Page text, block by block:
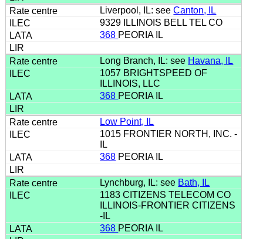
Liverpool, IL: seeCanton, IL
9329 ILLINOIS BELL TEL CO
368 PEORIA IL
Long Branch, IL: see Havana, IL
1057 BRIGHTSPEED OF
ILLINOIS, LLC
368 PEORIA IL
Low Point, IL
1015 FRONTIER NORTH, INC. -
IL
368 PEORIA IL
Lynchburg, IL: see Bath, IL
1183 CITIZENS TELECOM CO
ILLINOIS-FRONTIER CITIZENS
-IL
368 PEORIA IL